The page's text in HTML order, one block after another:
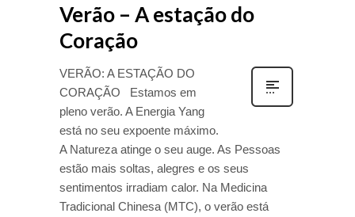
Verão – A estação do
Coração
VERÃO: A ESTAÇÃO DO
CORAÇÃO Estamos em
pleno verão. A Energia Yang
está no seu expoente máximo.
A Natureza atinge o seu auge. As Pessoas
estão mais soltas, alegres e os seus
sentimentos irradiam calor. Na Medicina
Tradicional Chinesa (MTC), o verão está